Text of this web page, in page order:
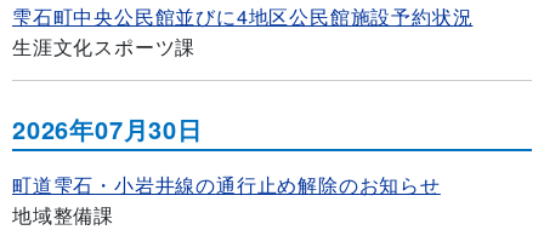
雫石町中央公民館並びに4地区公民館施設予約状況
生涯文化スポーツ課
2026年07月30日
町道雫石・小岩井線の通行止め解除のお知らせ
地域整備課